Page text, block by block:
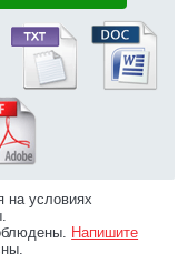
на условиях
Напишите